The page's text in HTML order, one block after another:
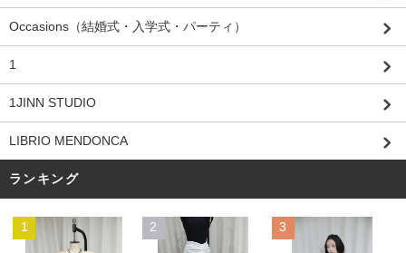
Occasions（結婚式・入学式・パーティ）
1
1JINN STUDIO
LIBRIO MENDONCA
ランキング
1 2 3